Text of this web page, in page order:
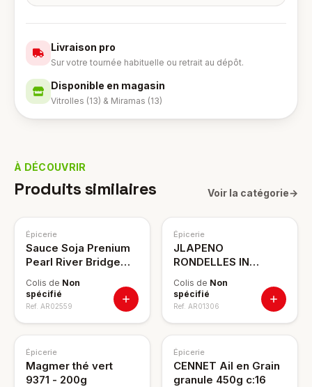
Livraison pro
Sur votre tournée habituelle ou retrait au dépôt.
Disponible en magasin
Vitrolles (13) & Miramas (13)
À DÉCOUVRIR
Produits similaires Voir la catégorie→
Épicerie
Sauce Soja Prenium
Pearl River Bridge
Colis de Non
spécifié
Ref. AR02559
Épicerie
JLAPENO
RONDELLES IN
Colis de Non
spécifié
Ref. AR01306
Épicerie
Magmer thé vert
9371 - 200g
Épicerie
CENNET Ail en Grain
granule 450g c:16